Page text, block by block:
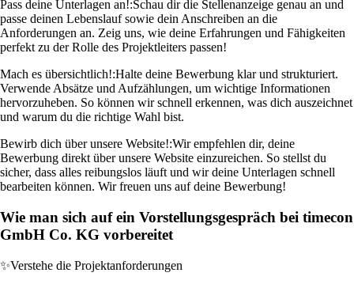
Pass deine Unterlagen an!:Schau dir die Stellenanzeige genau an und
passe deinen Lebenslauf sowie dein Anschreiben an die
Anforderungen an. Zeig uns, wie deine Erfahrungen und Fähigkeiten
perfekt zu der Rolle des Projektleiters passen!
Mach es übersichtlich!:Halte deine Bewerbung klar und strukturiert.
Verwende Absätze und Aufzählungen, um wichtige Informationen
hervorzuheben. So können wir schnell erkennen, was dich auszeichnet
und warum du die richtige Wahl bist.
Bewirb dich über unsere Website!:Wir empfehlen dir, deine
Bewerbung direkt über unsere Website einzureichen. So stellst du
sicher, dass alles reibungslos läuft und wir deine Unterlagen schnell
bearbeiten können. Wir freuen uns auf deine Bewerbung!
Wie man sich auf ein Vorstellungsgespräch bei timecon
GmbH Co. KG vorbereitet
✨Verstehe die Projektanforderungen